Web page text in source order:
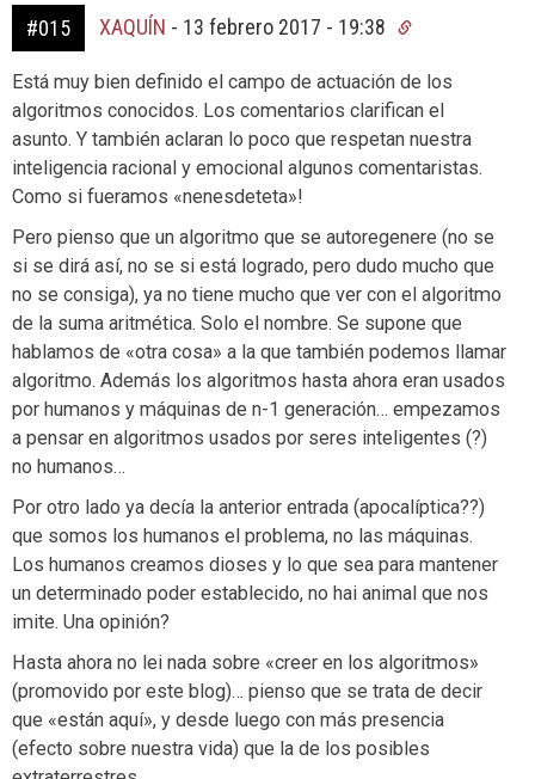
#015 XAQUÍN - 13 febrero 2017 - 19:38
Está muy bien definido el campo de actuación de los
algoritmos conocidos. Los comentarios clarifican el
asunto. Y también aclaran lo poco que respetan nuestra
inteligencia racional y emocional algunos comentaristas.
Como si fueramos «nenesdeteta»!
Pero pienso que un algoritmo que se autoregenere (no se
si se dirá así, no se si está logrado, pero dudo mucho que
no se consiga), ya no tiene mucho que ver con el algoritmo
de la suma aritmética. Solo el nombre. Se supone que
hablamos de «otra cosa» a la que también podemos llamar
algoritmo. Además los algoritmos hasta ahora eran usados
por humanos y máquinas de n-1 generación… empezamos
a pensar en algoritmos usados por seres inteligentes (?)
no humanos…
Por otro lado ya decía la anterior entrada (apocalíptica??)
que somos los humanos el problema, no las máquinas.
Los humanos creamos dioses y lo que sea para mantener
un determinado poder establecido, no hai animal que nos
imite. Una opinión?
Hasta ahora no lei nada sobre «creer en los algoritmos»
(promovido por este blog)… pienso que se trata de decir
que «están aquí», y desde luego con más presencia
(efecto sobre nuestra vida) que la de los posibles